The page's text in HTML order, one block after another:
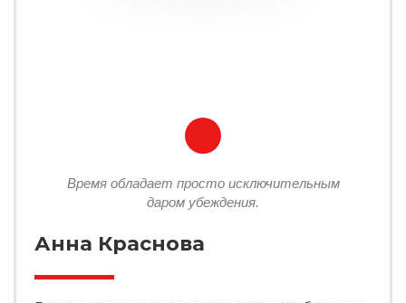
Время обладает просто исключительным
даром убеждения.
Анна Краснова